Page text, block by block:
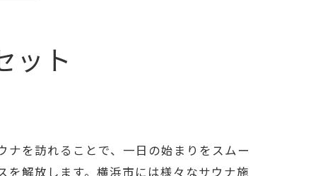
ット
を訪れることで、一日の始まりをスムー
解放します。横浜市には様々なサウナ施